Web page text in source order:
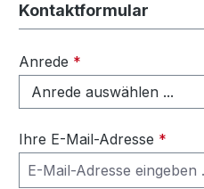
Kontaktformular
Anrede *
Ihre E-Mail-Adresse *